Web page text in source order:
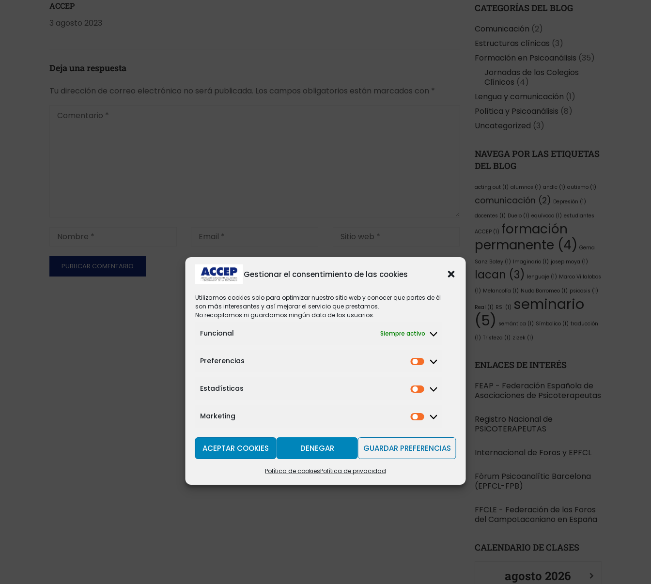
Gestionar el consentimiento de las cookies
Utilizamos cookies solo para optimizar nuestro sitio web y conocer que partes de él
son más interesantes y así mejorar el servicio que prestamos.
No recopilamos ni guardamos ningún dato de los usuarios.
Funcional Siempre activo
Preferencias
Estadísticas
Marketing
ACEPTAR COOKIES DENEGAR GUARDAR PREFERENCIAS
Política de cookiesPolítica de privacidad
ACCEP
3 agosto 2023
Deja una respuesta
Tu dirección de correo electrónico no será publicada. Los campos obligatorios están marcados con *
CATEGORÍAS DEL BLOG
Comunicación (2)
Estructuras clínicas (3)
Formación en Psicoanálisis (35)
Jornadas de los Colegios
Clínicos (4)
Lengua y comunicación (1)
Política y Psicoanálisis (8)
Uncategorized (3)
NAVEGA POR LAS ETIQUETAS
DEL BLOG
acting out(1) alumnos (1) andic (1) autismo(1)
comunicación (2) Depresión (1)
docentes (1) Duelo(1) equívoco(1) estudiantes
ACCEP(1) formación
permanente (4) Gema
Sanz Botey(1) Imaginario(1) josep moya (1)
lacan (3) lenguaje(1) Marco Villalobos
(1) Melancolía (1) Nudo Borromeo(1) psicosis (1)
Real (1) RSI (1) seminario
(5) semántica (1) Símbolico(1) traducción
(1) Tristeza (1) zizek (1)
ENLACES DE INTERÉS
FEAP - Federación Española de
Asociaciones de Psicoterapeutas
Registro Nacional de
PSICOTERAPEUTAS
Internacional de Foros y EPFCL
Fòrum Psicoanalític Barcelona
(EPFCL-FPB)
FFCLE - Federación de los Foros
del CampoLacaniano en España
CALENDARIO DE CLASES
agosto 2026